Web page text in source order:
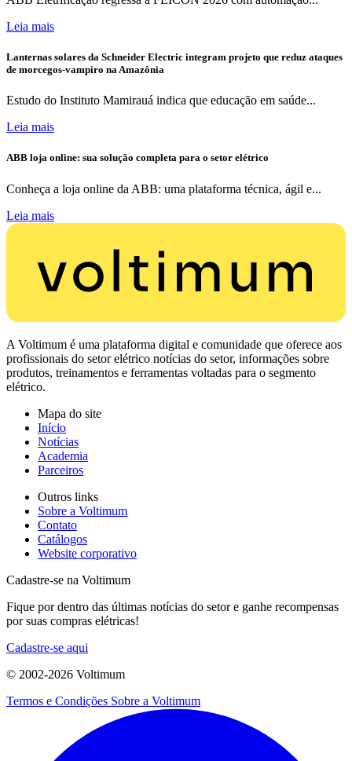
Leia mais
Lanternas solares da Schneider Electric integram projeto que reduz ataques
de morcegos-vampiro na Amazônia
Estudo do Instituto Mamirauá indica que educação em saúde...
Leia mais
ABB loja online: sua solução completa para o setor elétrico
Conheça a loja online da ABB: uma plataforma técnica, ágil e...
Leia mais
A Voltimum é uma plataforma digital e comunidade que oferece aos
profissionais do setor elétrico notícias do setor, informações sobre
produtos, treinamentos e ferramentas voltadas para o segmento
elétrico.
Mapa do site
Início
Notícias
Academia
Parceiros
Outros links
Sobre a Voltimum
Contato
Catálogos
Website corporativo
Cadastre-se na Voltimum
Fique por dentro das últimas notícias do setor e ganhe recompensas
por suas compras elétricas!
Cadastre-se aqui
© 2002-2026 Voltimum
Termos e Condições Sobre a Voltimum